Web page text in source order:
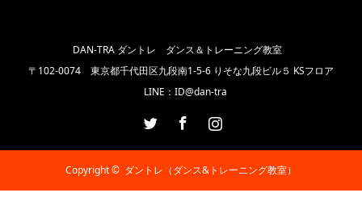
DAN-TRA ダントレ ダンス＆トレーニング教室
〒102‐0074 東京都千代田区九段南1-5-6 りそな九段ビル５ KSフロア
LINE：ID@dan-tra
Copyright © ダントレ（ダンス&トレーニング教室）